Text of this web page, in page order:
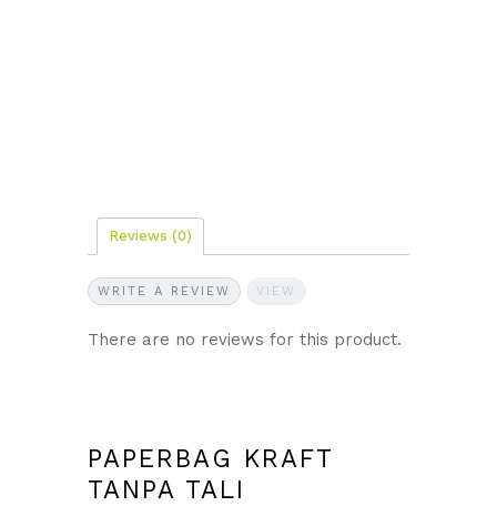
Reviews (0)
WRITE A REVIEW VIEW
There are no reviews for this product.
PAPERBAG KRAFT
TANPA TALI